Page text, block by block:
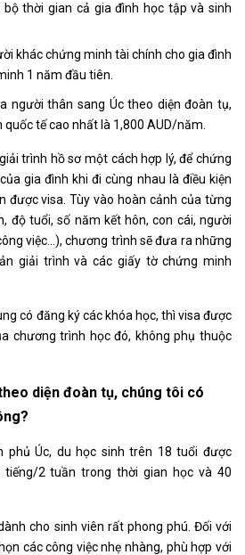
thời gian cả gia đình học tập và sinh
khác chứng minh tài chính cho gia đình
1 năm đầu tiên.
người thân sang Úc theo diện đoàn tụ,
tế cao nhất là 1,800 AUD/năm.
trình hồ sơ một cách hợp lý, để chứng
gia đình khi đi cùng nhau là điều kiện
được visa. Tùy vào hoàn cảnh của từng
độ tuổi, số năm kết hôn, con cái, người
việc…), chương trình sẽ đưa ra những
giải trình và các giấy tờ chứng minh
có đăng ký các khóa học, thì visa được
chương trình học đó, không phụ thuộc
diện đoàn tụ, chúng tôi có
phủ Úc, du học sinh trên 18 tuổi được
2 tuần trong thời gian học và 40
cho sinh viên rất phong phú. Đối với
các công việc nhẹ nhàng, phù hợp với